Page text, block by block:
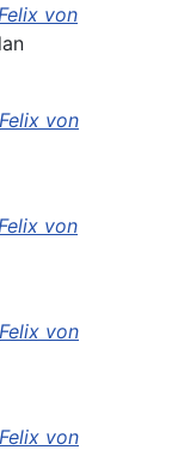
von
Felix von
von
Felix von
Felix von